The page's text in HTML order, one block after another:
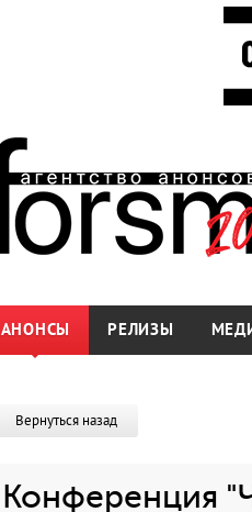
АНОНСЫ РЕЛИЗЫ
Вернуться назад
Конференция